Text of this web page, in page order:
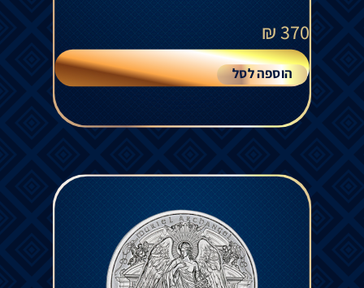
370
₪
הוספה לסל